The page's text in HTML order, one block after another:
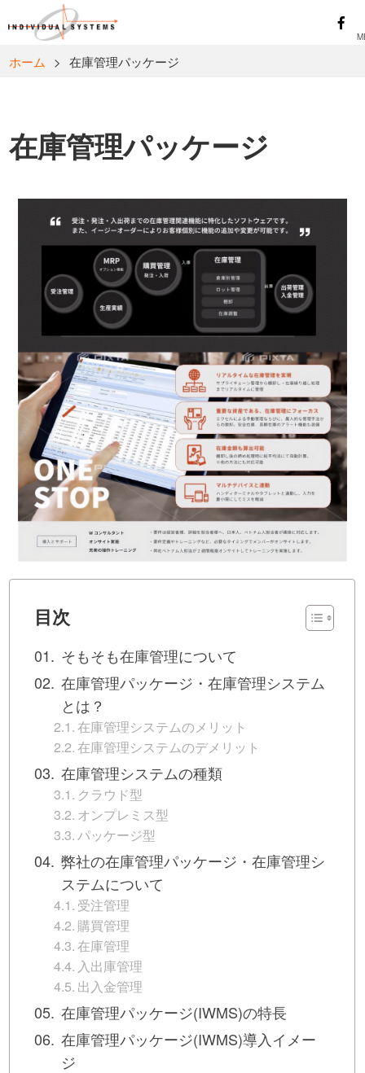
ホーム > 在庫管理パッケージ
在庫管理パッケージ
目次
そもそも在庫管理について
在庫管理パッケージ・在庫管理システム
とは？
在庫管理システムのメリット
在庫管理システムのデメリット
在庫管理システムの種類
クラウド型
オンプレミス型
パッケージ型
弊社の在庫管理パッケージ・在庫管理シ
ステムについて
受注管理
購買管理
在庫管理
入出庫管理
出入金管理
在庫管理パッケージ(IWMS)の特長
在庫管理パッケージ(IWMS)導入イメー
ジ